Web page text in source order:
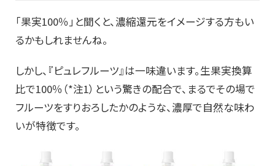
「果実100％」と聞くと、濃縮還元をイメージする方もい
るかもしれませんね。
しかし、『ピュレフルーツ』は一味違います。生果実換算
比で100％（*注1）という驚きの配合で、まるでその場で
フルーツをすりおろしたかのような、濃厚で自然な味わ
いが特徴です。